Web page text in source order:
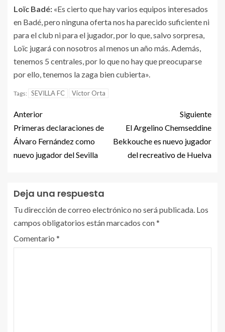
Loïc Badé: «Es cierto que hay varios equipos interesados
en Badé, pero ninguna oferta nos ha parecido suficiente ni
para el club ni para el jugador, por lo que, salvo sorpresa,
Loïc jugará con nosotros al menos un año más. Además,
tenemos 5 centrales, por lo que no hay que preocuparse
por ello, tenemos la zaga bien cubierta».
Tags: SEVILLA FC Víctor Orta
Anterior
Primeras declaraciones de
Álvaro Fernández como
nuevo jugador del Sevilla
Siguiente
El Argelino Chemseddine
Bekkouche es nuevo jugador
del recreativo de Huelva
Deja una respuesta
Tu dirección de correo electrónico no será publicada. Los
campos obligatorios están marcados con*
Comentario *